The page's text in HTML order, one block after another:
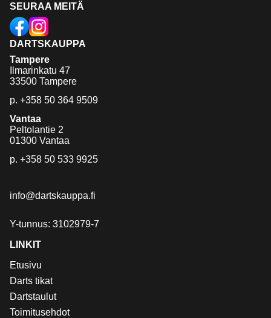
DARTSKAUPPA
Tampere
Ilmarinkatu 47
33500 Tampere
p. +358 50 364 9509
Vantaa
Peltolantie 2
01300 Vantaa
p. +358 50 533 9925
info@dartskauppa.fi
Y-tunnus: 3102979-7
SEURAA MEITÄ
LINKIT
Etusivu
Darts tikat
Dartstaulut
Toimitusehdot